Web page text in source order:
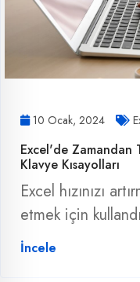
10 Ocak, 2024
Excel'de Zamandan
Klavye Kısayolları
Excel hızınızı
etmek için
İncele